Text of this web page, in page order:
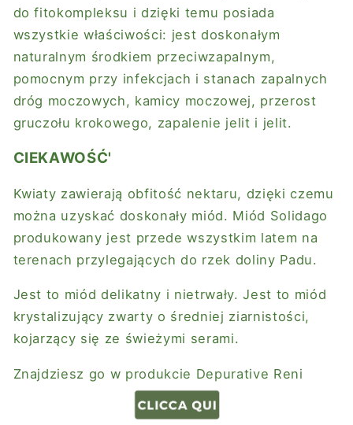
do fitokompleksu i dzięki temu posiada
wszystkie właściwości: jest doskonałym
naturalnym środkiem przeciwzapalnym,
pomocnym przy infekcjach i stanach zapalnych
dróg moczowych, kamicy moczowej, przerost
gruczołu krokowego, zapalenie jelit i jelit.
CIEKAWOŚĆ'
Kwiaty zawierają obfitość nektaru, dzięki czemu
można uzyskać doskonały miód. Miód Solidago
produkowany jest przede wszystkim latem na
terenach przylegających do rzek doliny Padu.
Jest to miód delikatny i nietrwały. Jest to miód
krystalizujący zwarty o średniej ziarnistości,
kojarzący się ze świeżymi serami.
Znajdziesz go w produkcie Depurative Reni